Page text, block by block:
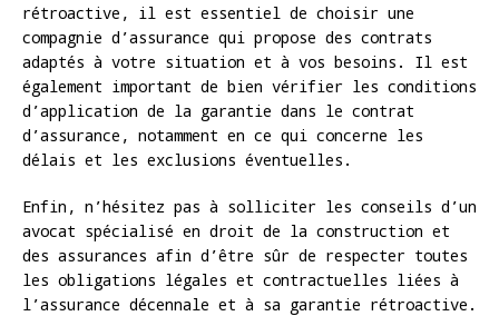
rétroactive, il est essentiel de choisir une
compagnie d’assurance qui propose des contrats
adaptés à votre situation et à vos besoins. Il est
également important de bien vérifier les conditions
d’application de la garantie dans le contrat
d’assurance, notamment en ce qui concerne les
délais et les exclusions éventuelles.
Enfin, n’hésitez pas à solliciter les conseils d’un
avocat spécialisé en droit de la construction et
des assurances afin d’être sûr de respecter toutes
les obligations légales et contractuelles liées à
l’assurance décennale et à sa garantie rétroactive.